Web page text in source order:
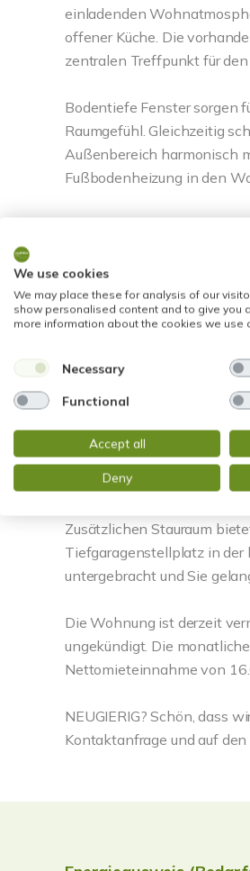
einladenden
offener Küche. Die
zentralen Treffpunkt für
Bodentiefe Fenster sorgen
Raumgefühl. Gleichzeitig
Außenbereich harmonisch
Fußbodenheizung in den
Neben dem Wohnbereich
Kinderzimmer,
lassen sich flexibel an die
Das Tageslichtbad
Gesamtbild der Wohnung
erwarten darf.
Ein besonderes Highlight
Sonnenstunden bis in die
Abende mit Freunden oder
erweitert den Wohnraum
Zusätzlichen Stauraum
Tiefgaragenstellplatz in der
untergebracht und Sie
Die Wohnung ist derzeit
ungekündigt. Die
Nettomieteinnahme von
NEUGIERIG? Schön, dass
Kontaktanfrage und auf
We use cookies
We may place these for analysis of our
show personalised content and to give you
more information about the cookies we use
Necessary
Functional
Accept all
Deny